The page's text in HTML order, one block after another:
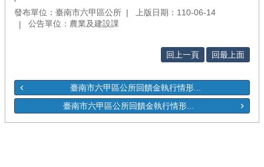
發布單位：臺南市六甲區公所
上版日期：110-06-14
公告單位：農業及建設課
回上一頁 回最上面
臺南市六甲區公所回饋金執行情形...
臺南市六甲區公所回饋金執行情形...